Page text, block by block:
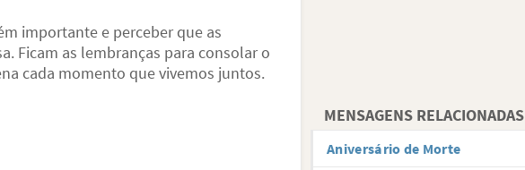
importante e perceber que as
Ficam as lembranças para consolar o
cada momento que vivemos juntos.
MENSAGENS RELACIONADAS
Aniversário de Morte